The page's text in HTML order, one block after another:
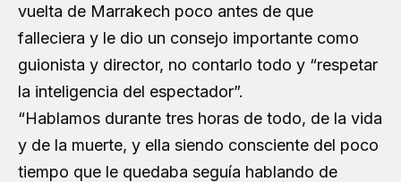
vuelta de Marrakech poco antes de que
falleciera y le dio un consejo importante como
guionista y director, no contarlo todo y “respetar
la inteligencia del espectador”.
“Hablamos durante tres horas de todo, de la vida
y de la muerte, y ella siendo consciente del poco
tiempo que le quedaba seguía hablando de